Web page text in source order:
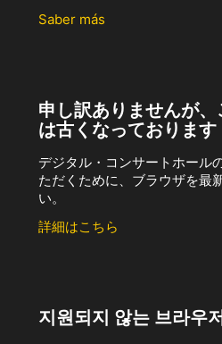
Saber más
申し訳ありませんが
は古くなっております
デジタル・コンサートホール
ただくために、ブラウザを最
い。
詳細はこちら
지원되지 않는 브라우